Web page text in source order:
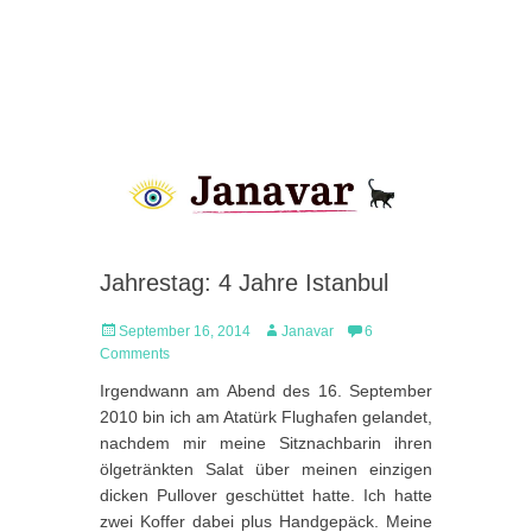
Jahrestag: 4 Jahre Istanbul
Posted
on
September 16, 2014 Author
Janavar
6
Comments
Irgendwann am Abend des 16. September
2010 bin ich am Atatürk Flughafen gelandet,
nachdem mir meine Sitznachbarin ihren
ölgetränkten Salat über meinen einzigen
dicken Pullover geschüttet hatte. Ich hatte
zwei Koffer dabei plus Handgepäck. Meine